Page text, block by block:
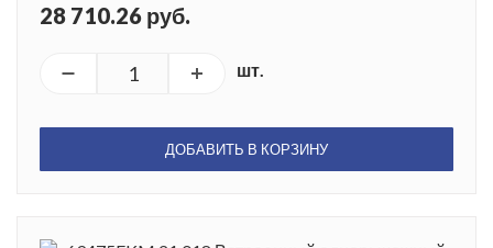
28 710.26 руб.
шт.
ДОБАВИТЬ В КОРЗИНУ